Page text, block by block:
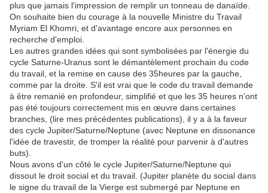
plus que jamais l'impression de remplir un tonneau de danaïde.
On souhaite bien du courage à la nouvelle Ministre du Travail
Myriam El Khomri, et d'avantage encore aux personnes en
recherche d'emploi.
Les autres grandes idées qui sont symbolisées par l'énergie du
cycle Saturne-Uranus sont le démantèlement prochain du code
du travail, et la remise en cause des 35heures par la gauche,
comme par la droite. S'il est vrai que le code du travail demande
à être remanié en profondeur, simplifié et que les 35 heures n'ont
pas été toujours correctement mis en œuvre dans certaines
branches, (lire mes précédentes publications), il y a à la faveur
des cycle Jupiter/Saturne/Neptune (avec Neptune en dissonance
l'idée de travestir, de tromper la réalité pour parvenir à d'autres
buts).
Nous avons d'un côté le cycle Jupiter/Saturne/Neptune qui
dissout le droit social et du travail. (Jupiter planète du social dans
le signe du travail de la Vierge est submergé par Neptune en